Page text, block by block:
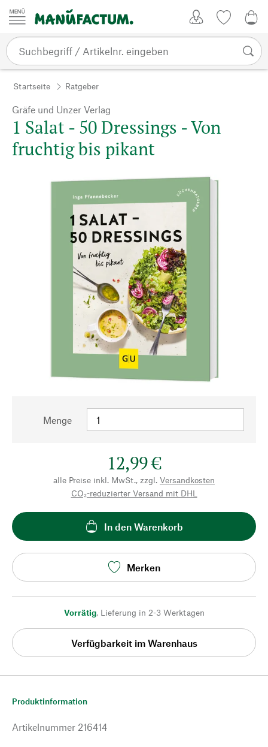
Zum Inhalt springen
Startseite Ratgeber
Gräfe und Unzer Verlag
1 Salat - 50 Dressings - Von
fruchtig bis pikant
Menge
12,99 €
alle Preise inkl. MwSt., zzgl. Versandkosten
CO₂-reduzierter Versand mit DHL
In den Warenkorb
Merken
Vorrätig, Lieferung in 2-3 Werktagen
Verfügbarkeit im Warenhaus
Produktinformation
Artikelnummer 216414